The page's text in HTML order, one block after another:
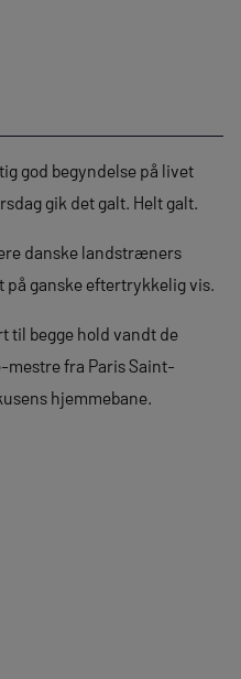
god begyndelse på livet
gik det galt. Helt galt.
danske landstræners
på ganske eftertrykkelig vis.
til begge hold vandt de
mestre fra Paris Saint-
hjemmebane.